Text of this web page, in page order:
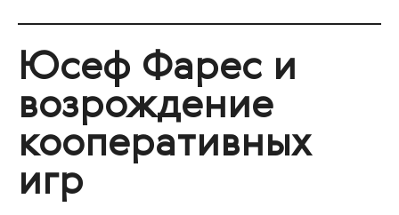
Юсеф Фарес и
возрождение
кооперативных
игр